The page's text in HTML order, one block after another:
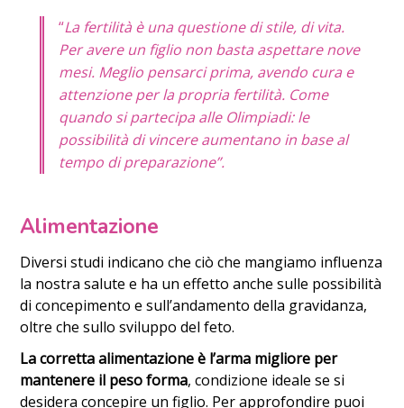
“La fertilità è una questione di stile, di vita.
Per avere un figlio non basta aspettare nove
mesi. Meglio pensarci prima, avendo cura e
attenzione per la propria fertilità. Come
quando si partecipa alle Olimpiadi: le
possibilità di vincere aumentano in base al
tempo di preparazione”.
Alimentazione
Diversi studi indicano che ciò che mangiamo influenza
la nostra salute e ha un effetto anche sulle possibilità
di concepimento e sull’andamento della gravidanza,
oltre che sullo sviluppo del feto.
La corretta alimentazione è l’arma migliore per
mantenere il peso forma, condizione ideale se si
desidera concepire un figlio. Per approfondire puoi